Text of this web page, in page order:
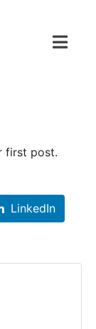
first post.
LinkedIn